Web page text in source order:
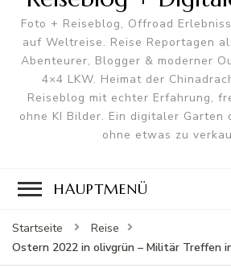
Foto + Reiseblog, Offroad
auf Weltreise. Reise Reportagen
Abenteurer, Blogger & moderner
4×4 LKW. Heimat der
Reiseblog mit echter Erfahrung,
ohne KI Bilder. Ein digitaler Garten
ohne etwas zu
HAUPTMENÜ
Startseite
Reise
Ostern 2022 in olivgrün – Militär Treffen